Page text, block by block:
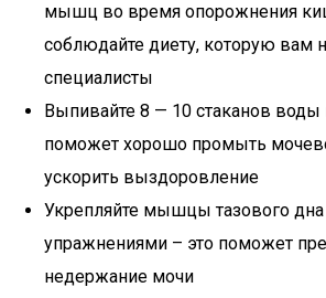
мышц во время опорожнения
соблюдайте диету, которую вам
специалисты
Выпивайте 8 — 10 стаканов воды
поможет хорошо промыть
ускорить выздоровление
Укрепляйте мышцы тазового
упражнениями – это поможет
недержание мочи